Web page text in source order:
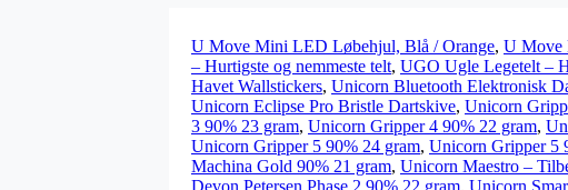
U Move Mini LED Løbehjul, Blå / Orange, U Move
– Hurtigste og nemmeste telt, UGO Ugle Legetelt –
Havet Wallstickers, Unicorn Bluetooth Elektronisk
Unicorn Eclipse Pro Bristle Dartskive, Unicorn
3 90% 23 gram, Unicorn Gripper 4 90% 22 gram,
Unicorn Gripper 5 90% 24 gram, Unicorn Gripper 5
Machina Gold 90% 21 gram, Unicorn Maestro –
Devon Petersen Phase 2 90% 22 gram, Unicorn